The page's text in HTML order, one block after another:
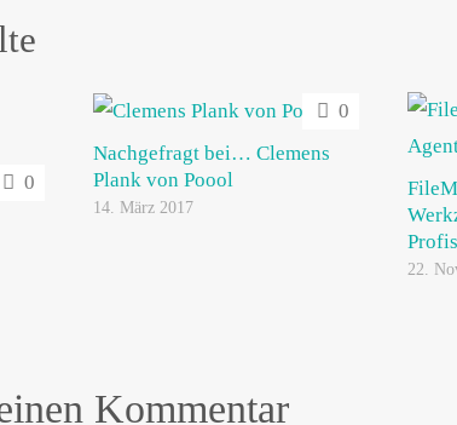
0
0
Nachgefragt bei… Clemens
Plank von Poool
14. März 2017
22.
Kommentar